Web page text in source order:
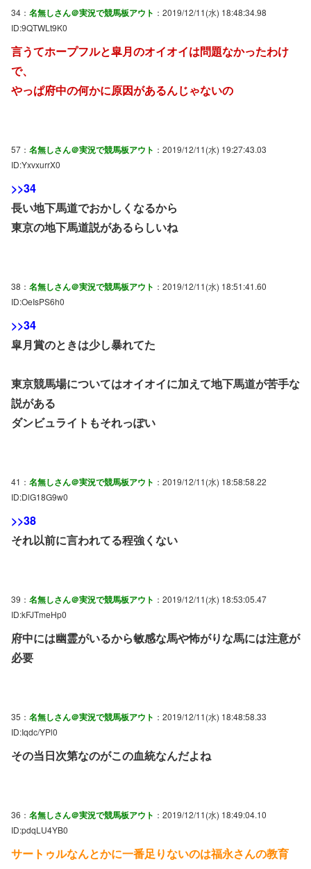
34： 名無しさん＠実況で競馬板アウト ：2019/12/11(水) 18:48:34.98
ID:9QTWLt9K0
言うてホープフルと皐月のオイオイは問題なかったわけ
で、
やっぱ府中の何かに原因があるんじゃないの
57： 名無しさん＠実況で競馬板アウト ：2019/12/11(水) 19:27:43.03
ID:YxvxurrX0
>>34
長い地下馬道でおかしくなるから
東京の地下馬道説があるらしいね
38： 名無しさん＠実況で競馬板アウト ：2019/12/11(水) 18:51:41.60
ID:OeIsPS6h0
>>34
皐月賞のときは少し暴れてた
東京競馬場についてはオイオイに加えて地下馬道が苦手な
説がある
ダンビュライトもそれっぽい
41： 名無しさん＠実況で競馬板アウト ：2019/12/11(水) 18:58:58.22
ID:DlG18G9w0
>>38
それ以前に言われてる程強くない
39： 名無しさん＠実況で競馬板アウト ：2019/12/11(水) 18:53:05.47
ID:kFJTmeHp0
府中には幽霊がいるから敏感な馬や怖がりな馬には注意が
必要
35： 名無しさん＠実況で競馬板アウト ：2019/12/11(水) 18:48:58.33
ID:Iqdc/YPl0
その当日次第なのがこの血統なんだよね
36： 名無しさん＠実況で競馬板アウト ：2019/12/11(水) 18:49:04.10
ID:pdqLU4YB0
サートゥルなんとかに一番足りないのは福永さんの教育